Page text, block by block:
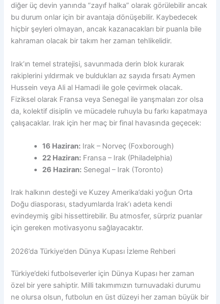
diğer üç devin yanında “zayıf halka” olarak görülebilir ancak
bu durum onlar için bir avantaja dönüşebilir. Kaybedecek
hiçbir şeyleri olmayan, ancak kazanacakları bir puanla bile
kahraman olacak bir takım her zaman tehlikelidir.
Irak’ın temel stratejisi, savunmada derin blok kurarak
rakiplerini yıldırmak ve buldukları az sayıda fırsatı Aymen
Hussein veya Ali al Hamadi ile gole çevirmek olacak.
Fiziksel olarak Fransa veya Senegal ile yarışmaları zor olsa
da, kolektif disiplin ve mücadele ruhuyla bu farkı kapatmaya
çalışacaklar. Irak için her maç bir final havasında geçecek:
16 Haziran: Irak – Norveç (Foxborough)
22 Haziran: Fransa – Irak (Philadelphia)
26 Haziran: Senegal – Irak (Toronto)
Irak halkının desteği ve Kuzey Amerika’daki yoğun Orta
Doğu diasporası, stadyumlarda Irak’ı adeta kendi
evindeymiş gibi hissettirebilir. Bu atmosfer, sürpriz puanlar
için gereken motivasyonu sağlayacaktır.
2026’da Türkiye’den Dünya Kupası İzleme Rehberi
Türkiye’deki futbolseverler için Dünya Kupası her zaman
özel bir yere sahiptir. Milli takımımızın turnuvadaki durumu
ne olursa olsun, futbolun en üst düzeyi her zaman büyük bir